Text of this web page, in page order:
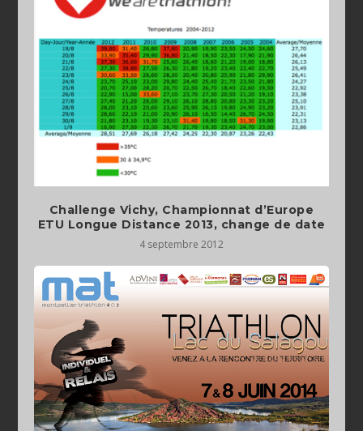
Challenge Vichy, Championnat d’Europe
ETU Longue Distance 2013, change de date
4 septembre 2012